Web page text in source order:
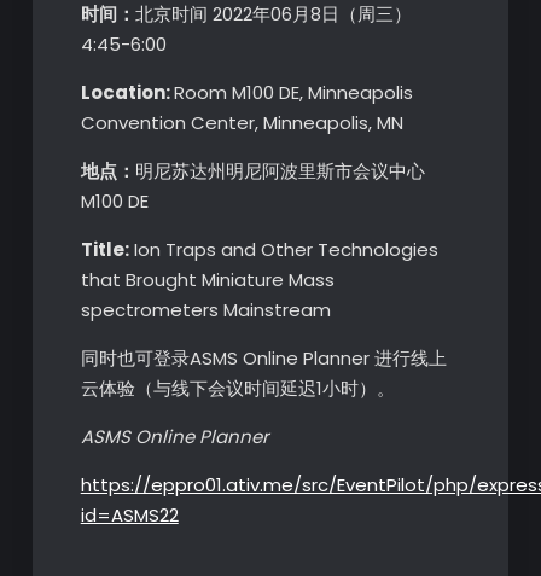
时间： 北京时间 2022年06月8日（周三）
4:45-6:00
Location:Room M100 DE, Minneapolis
Convention Center, Minneapolis, MN
地点： 明尼苏达州明尼阿波里斯市会议中心
M100 DE
Title:Ion Traps and Other Technologies
that Brought Miniature Mass
spectrometers Mainstream
同时也可登录ASMS Online Planner 进行线上
云体验（与线下会议时间延迟1小时）。
ASMS Online Planner
https://eppro01.ativ.me/src/EventPilot/php/
id=ASMS22